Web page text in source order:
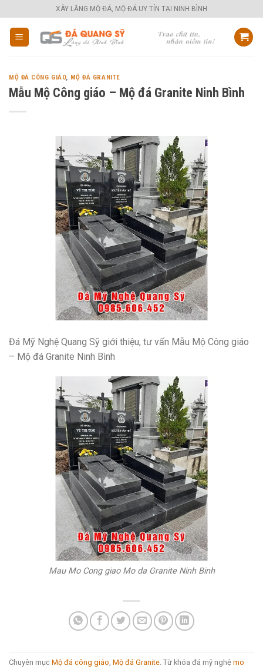
to
content
XÂY LĂNG MỘ ĐÁ, MỘ ĐÁ UY TÍN TẠI NINH BÌNH
MỘ ĐÁ CÔNG GIÁO, MỘ ĐÁ GRANITE
Mẫu Mộ Công giáo – Mộ đá Granite Ninh Bình
Đá Mỹ Nghệ Quang Sỹ giới thiệu, tư vấn Mẫu Mộ Công giáo
– Mộ đá Granite Ninh Bình
Mau Mo Cong giao Mo da Granite Ninh Binh
Chuyên mục Mộ đá công giáo, Mộ đá Granite. Từ khóa đá mỹ nghệ mo